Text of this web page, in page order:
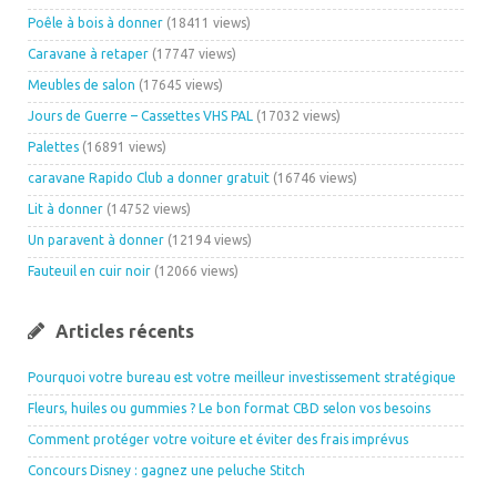
Poêle à bois à donner (18411 views)
Caravane à retaper (17747 views)
Meubles de salon (17645 views)
Jours de Guerre – Cassettes VHS PAL (17032 views)
Palettes (16891 views)
caravane Rapido Club a donner gratuit (16746 views)
Lit à donner (14752 views)
Un paravent à donner (12194 views)
Fauteuil en cuir noir (12066 views)
Articles récents
Pourquoi votre bureau est votre meilleur investissement stratégique
Fleurs, huiles ou gummies ? Le bon format CBD selon vos besoins
Comment protéger votre voiture et éviter des frais imprévus
Concours Disney : gagnez une peluche Stitch